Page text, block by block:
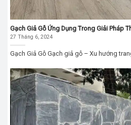
Gạch Giả Gỗ Ứng Dụng Trong Giải Pháp
27 Tháng 6, 2024
Gạch Giả Gỗ Gạch giả gỗ – Xu hướng